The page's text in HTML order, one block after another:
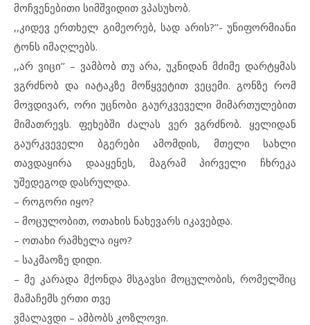
მოჩვენებითი სიმშვიდით ვპასუხობ.
,,კიდევ ერთხელ გიმეორებ, სად არის?’’- უნიფორმიანი
ტონს იმაღლებს.
,,არ ვიცი’’ – ვამბობ თუ არა, უკნიდან მძიმე დარტყმას
ვგრძნობ და იატაკზე მოწყვეტით ვეცემი. გონზე რომ
მოვდივარ, ორი უცნობი გაურკვეველი მიმართულებით
მიმათრევს. ფეხებში ძალას ვერ ვგრძნობ. ყელიდან
გაურკვეველი ბგერები ამომდის, მთელი სახლი
თავდაყირა დააყენეს, მაგრამ პირველი ჩხრეკა
უშედეგოდ დასრულდა.
– როგორი იყო?
– მოცულობით, ოთახის ნახევარს იკავებდა.
– ოთახი რამხელა იყო?
– საკმაოზე დიდი.
– მე კარადა მქონდა მსგავსი მოცულობის, რომელშიც
მამაჩემს ერთი თვე
ვმალავდი – ამბობს კოზლოვი.